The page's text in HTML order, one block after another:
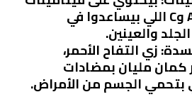
زي فيتامين A وC اللي بيساعدوا في
والعينين.
: زي التفاح الأحمر،
كمان مليان بمضادات
بتحمي الجسم من الأمراض.